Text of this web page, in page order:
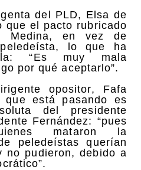
del PLD, Elsa de
que el pacto rubricado
Medina, en vez de
lo que ha
“Es muy mala
por qué aceptarlo”.
opositor, Fafa
está pasando es
del presidente
Fernández: “pues
mataron la
peledeístas querían
no pudieron, debido a